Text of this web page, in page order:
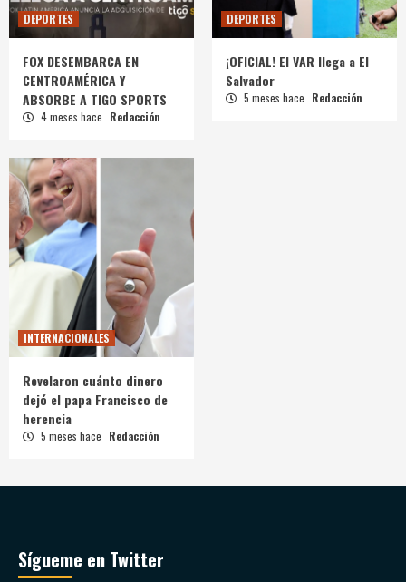
DEPORTES
FOX DESEMBARCA EN
CENTROAMÉRICA Y
ABSORBE A TIGO SPORTS
4 meses hace Redacción
DEPORTES
¡OFICIAL! El VAR llega a El
Salvador
5 meses hace Redacción
INTERNACIONALES
Revelaron cuánto dinero
dejó el papa Francisco de
herencia
5 meses hace Redacción
Sígueme en Twitter